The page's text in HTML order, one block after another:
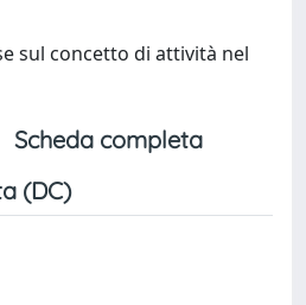
sul concetto di attività nel
Scheda completa
(DC)